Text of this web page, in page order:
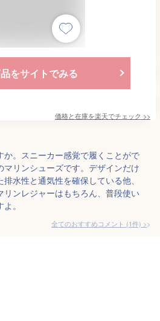
をサイトでみる
価格と在庫を楽天でチェック >>
か。スニーカー感覚で履くことがで
マリンシューズです。デザインだけ
水性と通気性を確保している他、
リンレジャーはもちろん、普段使い
。
全てのおすすめコメント (1件) >